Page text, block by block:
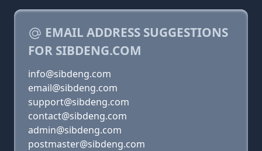
EMAIL ADDRESS SUGGESTIONS
FOR SIBDENG.COM
info@sibdeng.com
email@sibdeng.com
support@sibdeng.com
contact@sibdeng.com
admin@sibdeng.com
postmaster@sibdeng.com